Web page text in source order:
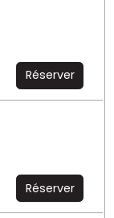
Réserver
Réserver